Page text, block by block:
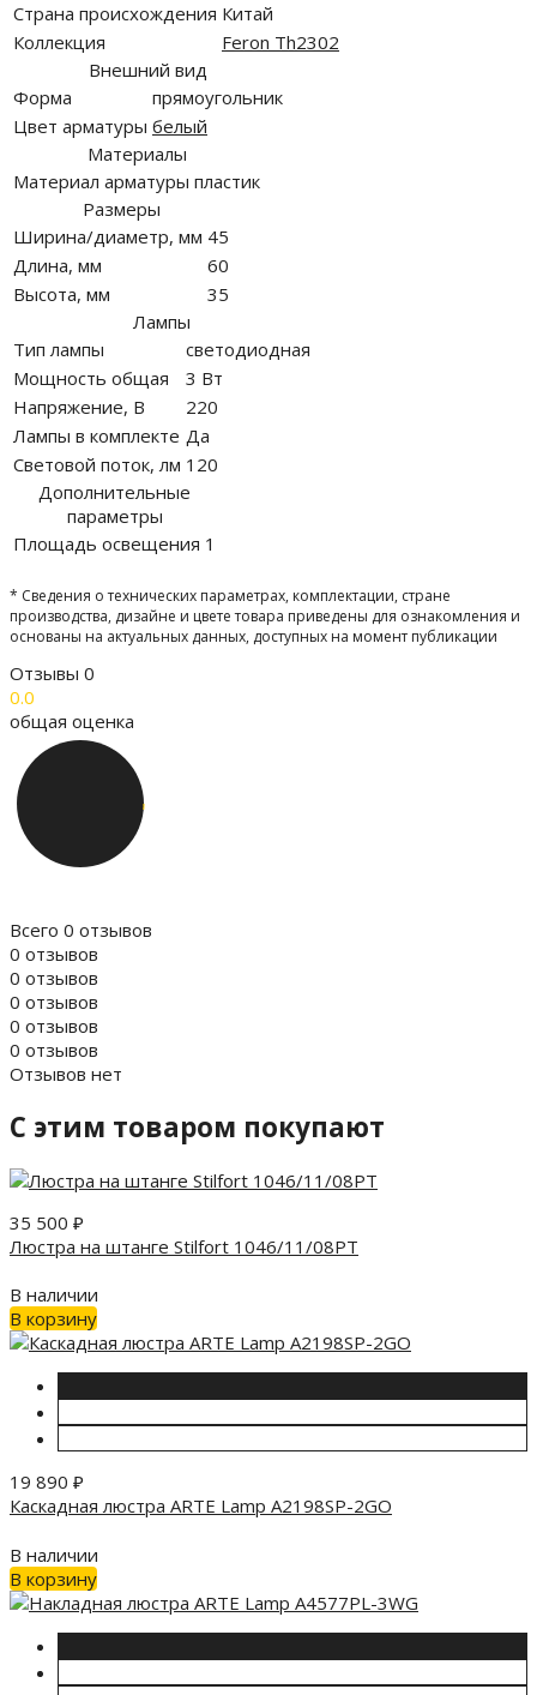
Страна происхождения Китай
Коллекция
Feron Th2302
Внешний вид
Форма
прямоугольник
Цвет арматуры белый
Материалы
Материал арматуры пластик
Размеры
Ширина/диаметр, мм 45
Длина, мм
60
Высота, мм
35
Лампы
Тип лампы
светодиодная
Мощность общая
3 Вт
Напряжение, В
220
Лампы в комплекте Да
Световой поток, лм 120
Дополнительные
параметры
Площадь освещения 1
* Сведения о технических параметрах, комплектации, стране
производства, дизайне и цвете товара приведены для ознакомления и
основаны на актуальных данных, доступных на момент публикации
Отзывы 0
0.0
общая оценка
Всего 0 отзывов
0 отзывов
0 отзывов
0 отзывов
0 отзывов
0 отзывов
Отзывов нет
C этим товаром покупают
35 500 ₽
Люстра на штанге Stilfort 1046/11/08PT
В наличии
В корзину
19 890 ₽
Каскадная люстра ARTE Lamp A2198SP-2GO
В наличии
В корзину